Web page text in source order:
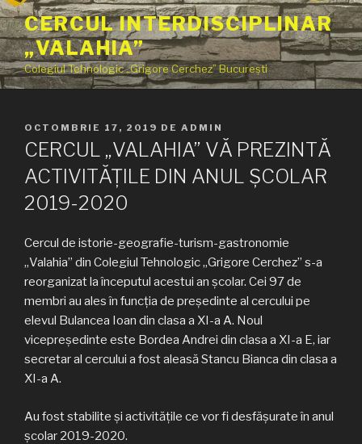
Sari
la
conținut
CERCUL INTERDISCIPLINAR
„VALAHIA”
Colegiul Tehnologic „Grigore Cerchez” București
PUBLICAT
PE
OCTOMBRIE 17, 2019 DE ADMIN
CERCUL „VALAHIA” VĂ PREZINTĂ
ACTIVITĂȚILE DIN ANUL ȘCOLAR
2019-2020
Cercul de istorie-geografie-turism-gastronomie
„Valahia” din Colegiul Tehnologic „Grigore Cerchez” s-a
reorganizat la începutul acestui an școlar. Cei 97 de
membri au ales în funcția de președinte al cercului pe
elevul Bulancea Ioan din clasa a XI-a A. Noul
vicepreședinte este Bordea Andrei din clasa a XI-a E, iar
secretar al cercului a fost aleasă Stancu Bianca din clasa a
XI-a A.
Au fost stabilite și activitățile ce vor fi desfășurate în anul
școlar 2019-2020.